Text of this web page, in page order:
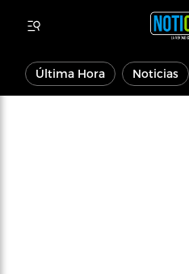
Última Hora Noticias